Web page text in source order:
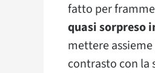
fatto per
quasi sorpreso
mettere
contrasto con la